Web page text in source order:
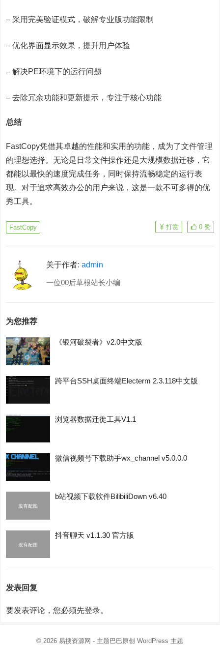
– 采用完美验证模式，破解专业版功能限制
– 优化界面显示效果，提升用户体验
– 解决PE环境下的运行问题
– 去除冗余功能和更新提示，专注于核心功能
总结
FastCopy凭借其卓越的性能和实用的功能，成为了文件管理
的理想选择。无论是日常文件操作还是大规模数据迁移，它
都能以最快的速度完成任务，同时保持流畅稳定的运行表
现。对于追求高效办公的用户来说，这是一款不可多得的优
秀工具。
FastCopy 0 赞
打赏
关于作者:admin
一位00后草根站长小编
为您推荐
《银河破裂者》v2.0中文版
跨平台SSH桌面终端Electerm 2.3.118中文版
浏览器数据迁徙工具V1.1
微信视频号下载助手wx_channel v5.0.0.0
b站视频下载软件BilibiliDown v6.40
抖音聊天 v1.1.30 官方版
发表回复
要发表评论，您必须先登录。
© 2026易搜资源网 - 主题巴巴原创WordPress 主题